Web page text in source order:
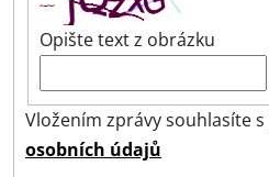
Opište text z obrázku
Vložením zprávy souhlasíte s
osobních údajů